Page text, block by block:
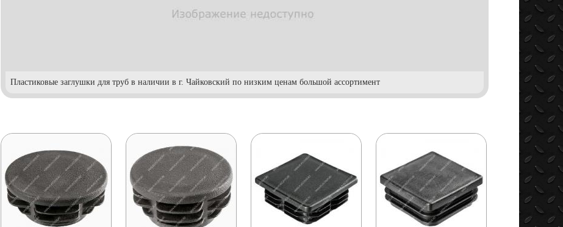
Пластиковые заглушки для труб в наличии в г. Чайковский по низким ценам большой ассортимент
Просмотр
товара
Количество:
Просмотр
товара
Количество:
Просмотр
товара
Количество:
Просмотр
товара
Количество: